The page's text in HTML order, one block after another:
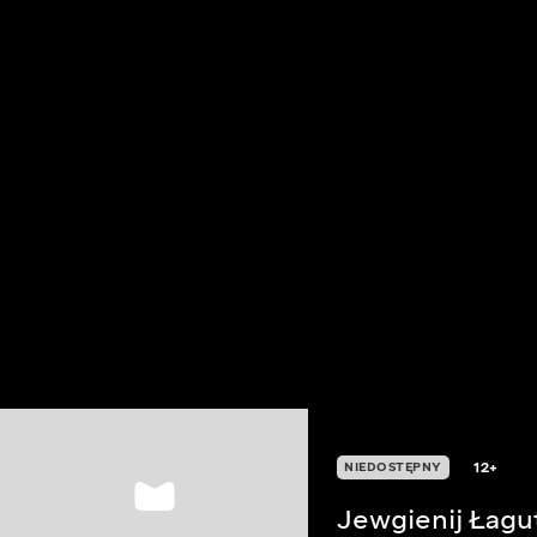
NIEDOSTĘPNY 12+
Jewgienij